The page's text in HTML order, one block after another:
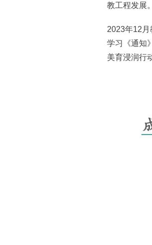
教工程发展。
2023年12
学习《通知
美育浸润行